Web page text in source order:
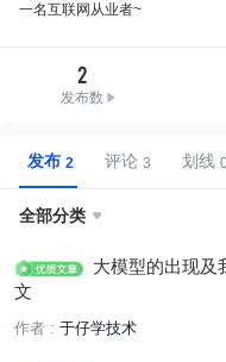
一名互联网从业者~
2
发布数
发布 评论 划线
全部分类 
大模型的出现及
文
作者 : 于仔学技术